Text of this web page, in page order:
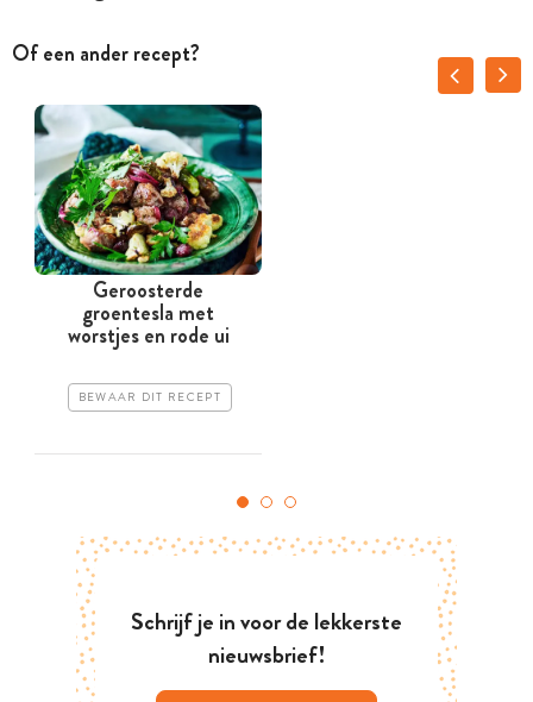
Of een ander recept?
Geroosterde
groentesla met
worstjes en rode ui
BEWAAR DIT RECEPT
Schrijf je in voor de lekkerste
nieuwsbrief!